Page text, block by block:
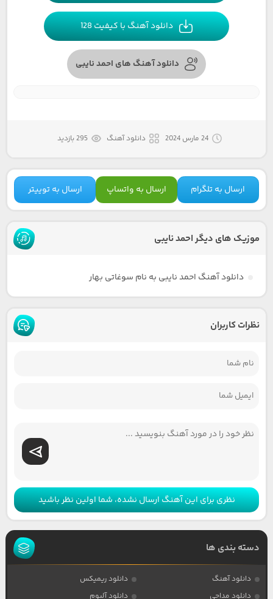
دانلود آهنگ با کیفیت 128
دانلود آهنگ های احمد نایبی
24 مارس 2024 دانلود آهنگ 295 بازدید
ارسال به تلگرام ارسال به واتساپ ارسال به توییتر
موزیک های دیگر احمد نایبی
دانلود آهنگ احمد نایبی به نام سوغاتی بهار
نظرات کاربران
نظری برای این آهنگ ارسال نشده، شما اولین نظر باشید
دسته بندی ها
دانلود آهنگ
دانلود ریمیکس
دانلود مداحی
دانلود آلبوم